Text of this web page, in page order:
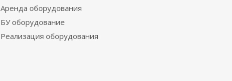
Аренда оборудования
БУ оборудование
Реализация оборудования